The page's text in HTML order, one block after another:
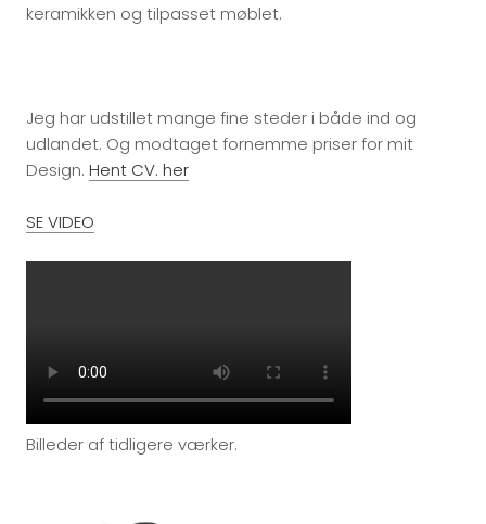
keramikken og tilpasset møblet.
Jeg har udstillet mange fine steder i både ind og
udlandet. Og modtaget fornemme priser for mit
Design. Hent CV. her
SE VIDEO
Billeder af tidligere værker.